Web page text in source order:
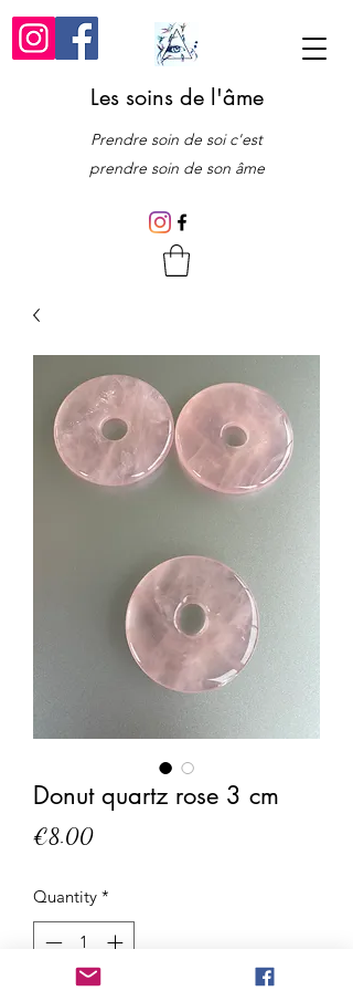
Les soins de l'âme
Prendre soin de soi c'est
prendre soin de son âme
Donut quartz rose 3 cm
€8.00Price
Quantity *